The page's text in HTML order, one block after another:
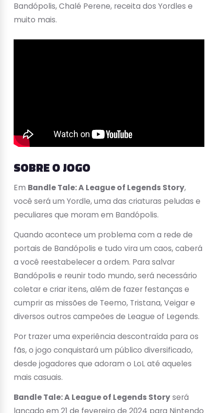
Bandópolis, Chalé Perene, receita dos Yordles e
muito mais.
SOBRE O JOGO
Em Bandle Tale: A League of Legends Story,
você será um Yordle, uma das criaturas peludas e
peculiares que moram em Bandópolis.
Quando acontece um problema com a rede de
portais de Bandópolis e tudo vira um caos, caberá
a você reestabelecer a ordem. Para salvar
Bandópolis e reunir todo mundo, será necessário
coletar e criar itens, além de fazer festanças e
cumprir as missões de Teemo, Tristana, Veigar e
diversos outros campeões de League of Legends.
Por trazer uma experiência descontraída para os
fãs, o jogo conquistará um público diversificado,
desde jogadores que adoram o LoL até aqueles
mais casuais.
Bandle Tale: A League of Legends Storyserá
lançado em 21 de fevereiro de 2024 para Nintendo